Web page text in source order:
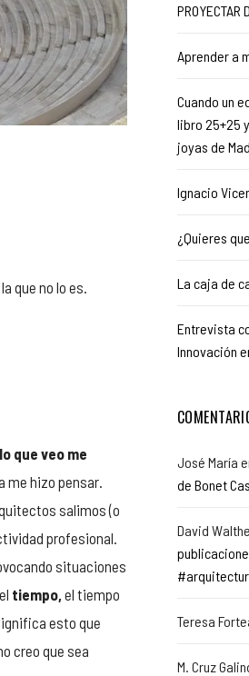
que no lo es.
que veo me
me hizo pensar.
salimos (o
profesional.
situaciones
tiempo,el tiempo
esto que
creo que sea
PROYECTAR
Aprender a
Cuando un
libro 25+25
joyas de
Ignacio
¿Quieres
La caja de
Entrevista
Innovación
José María
de Bonet
David
Teresa
M. Cruz